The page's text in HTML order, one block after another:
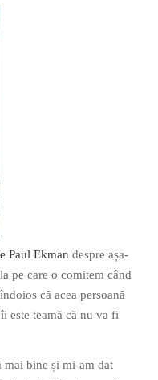
Paul Ekman despre așa-
pe care o comitem când
că acea persoană
este teamă că nu va fi
mai bine și mi-am dat